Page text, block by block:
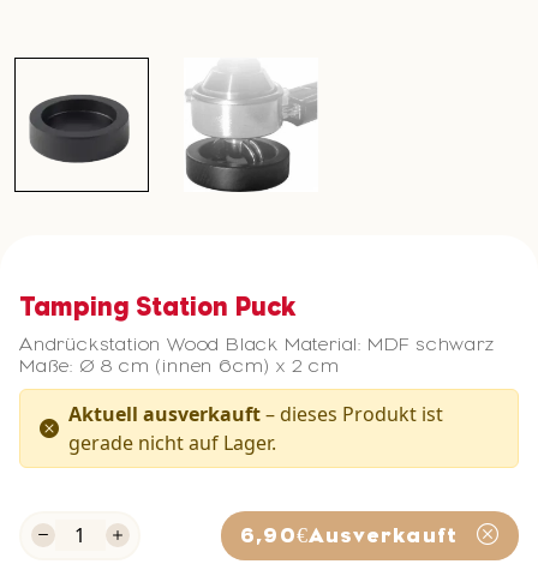
Tamping Station Puck
Andrückstation Wood Black Material: MDF schwarz
Maße: Ø 8 cm (innen 6cm) x 2 cm
Aktuell ausverkauft– dieses Produkt ist
gerade nicht auf Lager.
6,90€Ausverkauft